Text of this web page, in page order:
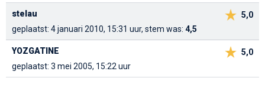
5,0
stelau
geplaatst: 4 januari 2010, 15:31 uur, stem was: 4,5
5,0
YOZGATINE
geplaatst: 3 mei 2005, 15:22 uur